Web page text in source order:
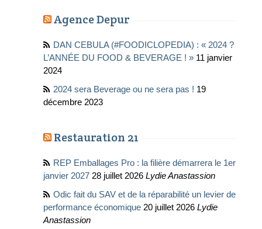
Agence Depur
DAN CEBULA (#FOODICLOPEDIA) : « 2024 ?
L’ANNÉE DU FOOD & BEVERAGE ! » 11 janvier
2024
2024 sera Beverage ou ne sera pas ! 19
décembre 2023
Restauration 21
REP Emballages Pro : la filière démarrera le 1er
janvier 2027 28 juillet 2026 Lydie Anastassion
Odic fait du SAV et de la réparabilité un levier de
performance économique 20 juillet 2026 Lydie
Anastassion